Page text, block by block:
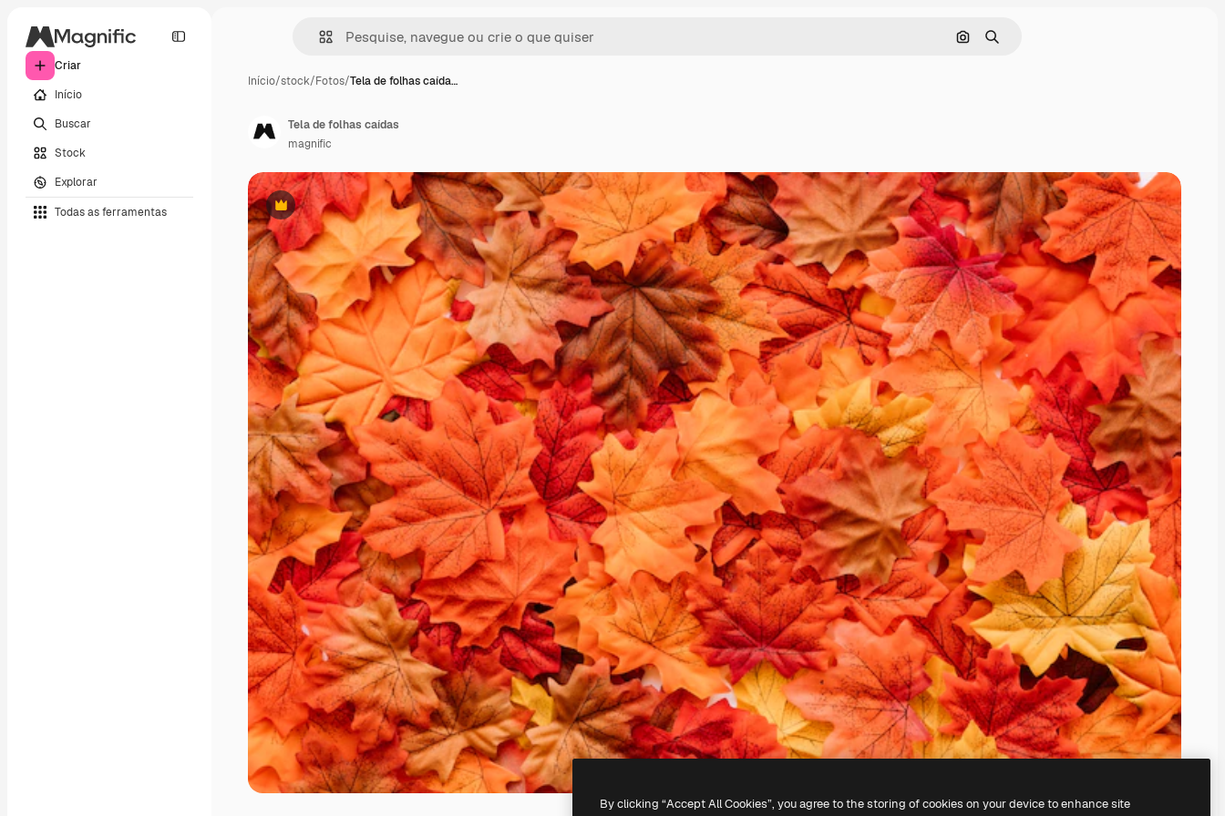
Criar
Início
Buscar
Stock
Explorar
Todas as ferramentas
Pesquisar por imagem
Buscar
Início/stock/Fotos/Tela de folhas caída…
Premium
Tela de folhas caídas
magnific
By clicking “Accept All Cookies”, you agree to the storing of cookies on your device to enhance site